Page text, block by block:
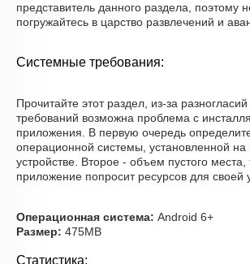
представитель данного раздела, поэтому
погружайтесь в царство развлечений и
Системные требования:
Прочитайте этот раздел, из-за
требований возможна проблема с
приложения. В первую очередь
операционной системы, установленной
устройстве. Второе - объем пустого места,
приложение попросит ресурсов для своей
Операционная система: Android 6+
Размер: 475MB
Статистика: